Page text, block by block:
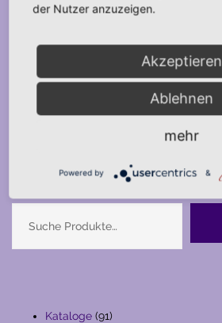
Kataloge 9191
der Nutzer anzuzeigen.
Akzeptieren
Ablehnen
mehr
Powered by &